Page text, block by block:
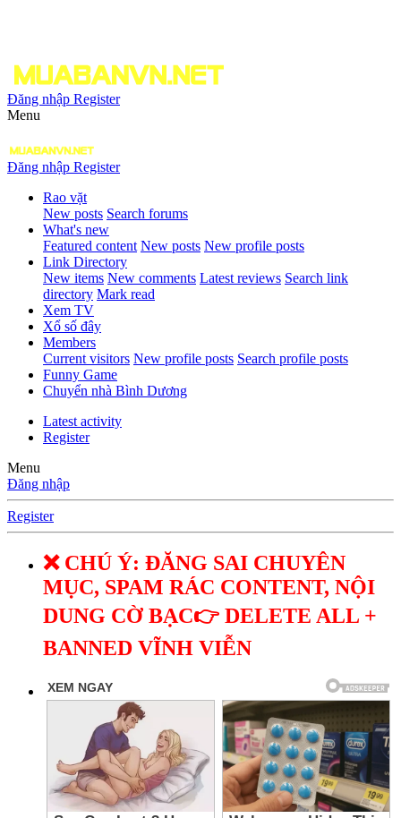
Đăng nhập Register
Menu
Đăng nhập Register
Rao vặt
New posts Search forums
What's new
Featured content New posts New profile posts
Link Directory
New items New comments Latest reviews Search link
directory Mark read
Xem TV
Xổ số đây
Members
Current visitors New profile posts Search profile posts
Funny Game
Chuyển nhà Bình Dương
Latest activity
Register
Menu
Đăng nhập
Register
❌ CHÚ Ý: ĐĂNG SAI CHUYÊN
MỤC, SPAM RÁC CONTENT, NỘI
DUNG CỜ BẠC👉 DELETE ALL +
BANNED VĨNH VIỄN